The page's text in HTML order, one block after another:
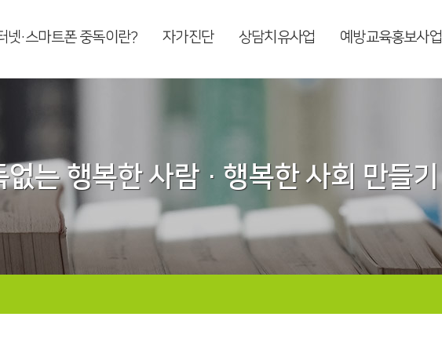
넷·스마트폰 중독이란? 자가진단 상담치유사업 예방교육홍보사업
없는 행복한 사람 · 행복한 사회 만들기